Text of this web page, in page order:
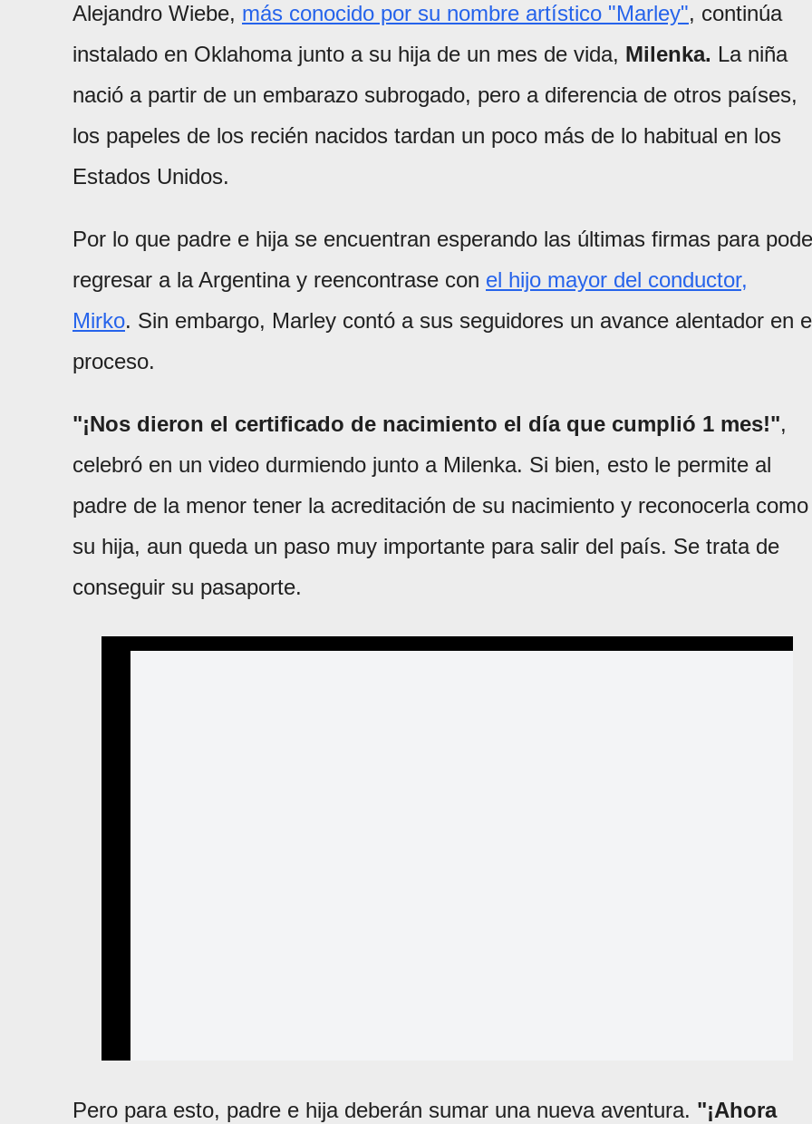
Alejandro Wiebe, más conocido por su nombre artístico "Marley", continúa
instalado en Oklahoma junto a su hija de un mes de vida, Milenka. La niña
nació a partir de un embarazo subrogado, pero a diferencia de otros países,
los papeles de los recién nacidos tardan un poco más de lo habitual en los
Estados Unidos.
Por lo que padre e hija se encuentran esperando las últimas firmas para
regresar a la Argentina y reencontrase con el hijo mayor del conductor,
Mirko. Sin embargo, Marley contó a sus seguidores un avance alentador en
proceso.
"¡Nos dieron el certificado de nacimiento el día que cumplió 1 mes!",
celebró en un video durmiendo junto a Milenka. Si bien, esto le permite al
padre de la menor tener la acreditación de su nacimiento y reconocerla como
su hija, aun queda un paso muy importante para salir del país. Se trata de
conseguir su pasaporte.
Pero para esto, padre e hija deberán sumar una nueva aventura. "¡Ahora